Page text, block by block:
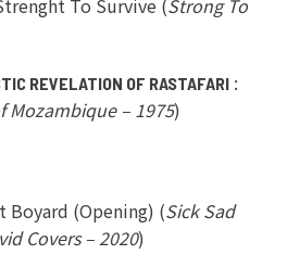
REVELATION OF RASTAFARI :
Mozambique – 1975)
Boyard (Opening) (Sick Sad
Covers – 2020)